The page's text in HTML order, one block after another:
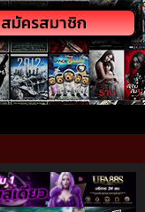
สมัครสมาชิก